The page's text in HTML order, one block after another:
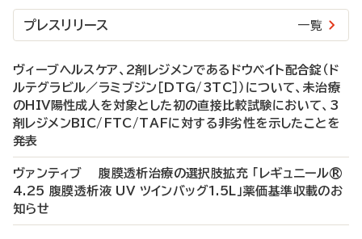
プレスリリース 一覧
ヴィーブヘルスケア、2剤レジメンであるドウベイト配合錠（ド
ルテグラビル／ラミブジン［DTG/3TC］）について、未治療
のHIV陽性成人を対象とした初の直接比較試験において、3
剤レジメンBIC/FTC/TAFに対する非劣性を示したことを
発表
ヴァンティブ 腹膜透析治療の選択肢拡充 「レギュニール®
4.25 腹膜透析液 UV ツインバッグ1.5L」薬価基準収載のお
知らせ